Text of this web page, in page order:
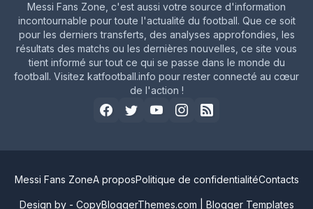
Messi Fans Zone, c'est aussi votre source d'information
incontournable pour toute l'actualité du football. Que ce soit
pour les derniers transferts, des analyses approfondies, les
résultats des matchs ou les dernières nouvelles, ce site vous
tient informé sur tout ce qui se passe dans le monde du
football. Visitez katfootball.info pour rester connecté au cœur
de l'action !
Design by - CopyBloggerThemes.com Blogger Templates
Messi Fans ZoneA proposPolitique de confidentialitéContacts